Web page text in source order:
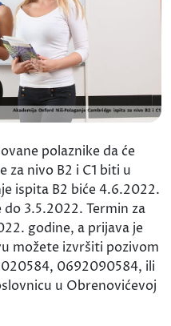
polaznike da će
za nivo B2 i C1 biti u
ispita B2 biće 4.6.2022.
3.5.2022. Termin za
godine, a prijava je
možete izvršiti pozivom
0692090584, ili
u Obrenovićevoj